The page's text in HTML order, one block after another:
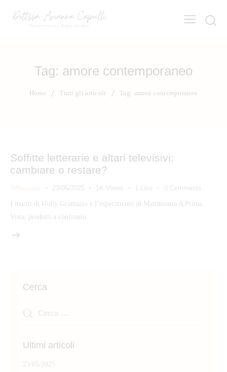
Tag: amore contemporaneo
Home Tutti gli articoli Tag: amore contemporaneo
Soffitte letterarie e altari televisivi:
cambiare o restare?
23/05/2025 1K Views 1 Like 0 Comments
I mariti di Holly Gramazio e l’esperimento di Matrimonio A Prima
Vista, prodotti a confronto.
Cerca
Ricerca
Ultimi articoli
23/05/2025